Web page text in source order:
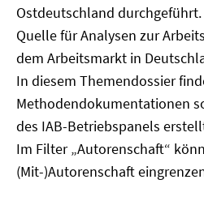
Ostdeutschland
Quelle für Analysen zur
dem Arbeitsmarkt in
In diesem Themendossier
Methodendokumentationen
des IAB-Betriebspanels
Im Filter „Autorenschaft“
(Mit-)Autorenschaft